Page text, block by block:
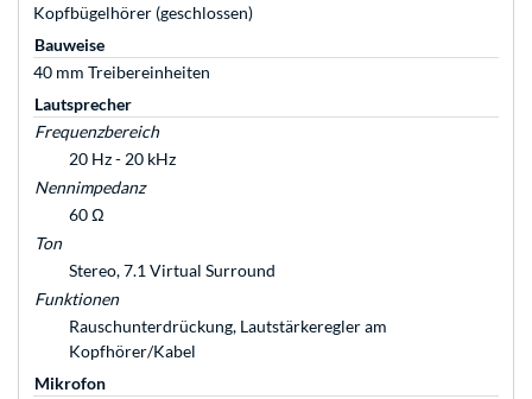
Kopfbügelhörer (geschlossen)
Bauweise
40 mm Treibereinheiten
Lautsprecher
Frequenzbereich
20 Hz - 20 kHz
Nennimpedanz
60 Ω
Ton
Stereo, 7.1 Virtual Surround
Funktionen
Rauschunterdrückung, Lautstärkeregler am
Kopfhörer/Kabel
Mikrofon